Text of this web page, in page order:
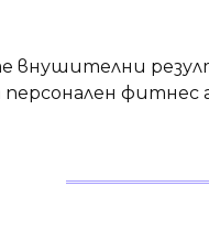
внушителни
персонален